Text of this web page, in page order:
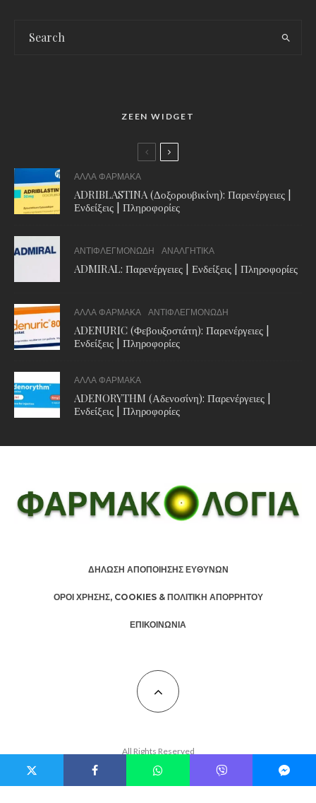
ZEEN WIDGET
ΑΛΛΑ ΦΑΡΜΑΚΑ
ADRIBLASTINA (Δοξορουβικίνη): Παρενέργειες |
Ενδείξεις | Πληροφορίες
ΑΝΤΙΦΛΕΓΜΟΝΩΔΗ ΑΝΑΛΓΗΤΙΚΑ
ADMIRAL: Παρενέργειες | Ενδείξεις | Πληροφορίες
ΑΛΛΑ ΦΑΡΜΑΚΑ ΑΝΤΙΦΛΕΓΜΟΝΩΔΗ
ADENURIC (Φεβουξοστάτη): Παρενέργειες |
Ενδείξεις | Πληροφορίες
ΑΛΛΑ ΦΑΡΜΑΚΑ
ADENORYTHM (Αδενοσίνη): Παρενέργειες |
Ενδείξεις | Πληροφορίες
ΔΗΛΩΣΗ ΑΠΟΠΟΙΗΣΗΣ ΕΥΘΥΝΩΝ
ΟΡΟΙ ΧΡΗΣΗΣ, COOKIES & ΠΟΛΙΤΙΚΗ ΑΠΟΡΡΗΤΟΥ
ΕΠΙΚΟΙΝΩΝΙΑ
All Rights Reserved